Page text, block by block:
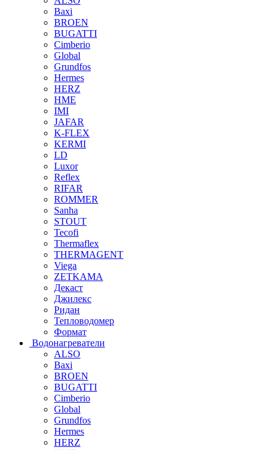
Baxi
BROEN
BUGATTI
Cimberio
Global
Grundfos
Hermes
HERZ
HME
IMI
JAFAR
K-FLEX
KERMI
LD
Luxor
Reflex
RIFAR
ROMMER
Sanha
STOUT
Tecofi
Thermaflex
THERMAGENT
Viega
ZETKAMA
Декаст
Джилекс
Ридан
Тепловодомер
Формат
Водонагреватели
ALSO
Baxi
BROEN
BUGATTI
Cimberio
Global
Grundfos
Hermes
HERZ